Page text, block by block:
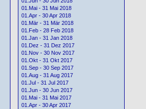
01.Mai - 31 Mai 2018
01.Apr - 30 Apr 2018
01.Mär - 31 Mär 2018
01.Feb - 28 Feb 2018
01.Jan - 31 Jan 2018
01.Dez - 31 Dez 2017
01.Nov - 30 Nov 2017
01.Okt - 31 Okt 2017
01.Sep - 30 Sep 2017
01.Aug - 31 Aug 2017
01.Jul - 31 Jul 2017
01.Jun - 30 Jun 2017
01.Mai - 31 Mai 2017
01.Apr - 30 Apr 2017